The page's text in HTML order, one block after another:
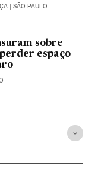
| SÃO PAULO
sobre
espaço